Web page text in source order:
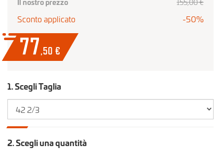
Sconto applicato -50%
77,50 €
1. Scegli Taglia
2. Scegli una quantità